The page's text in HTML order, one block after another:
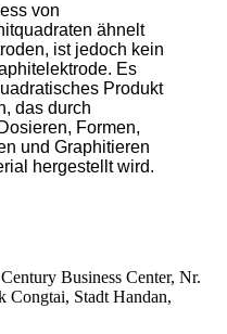
von
ähnelt
ist jedoch kein
Es
Produkt
das durch
Formen,
und Graphitieren
hergestellt wird.
Business Center, Nr.
Congtai, Stadt Handan,